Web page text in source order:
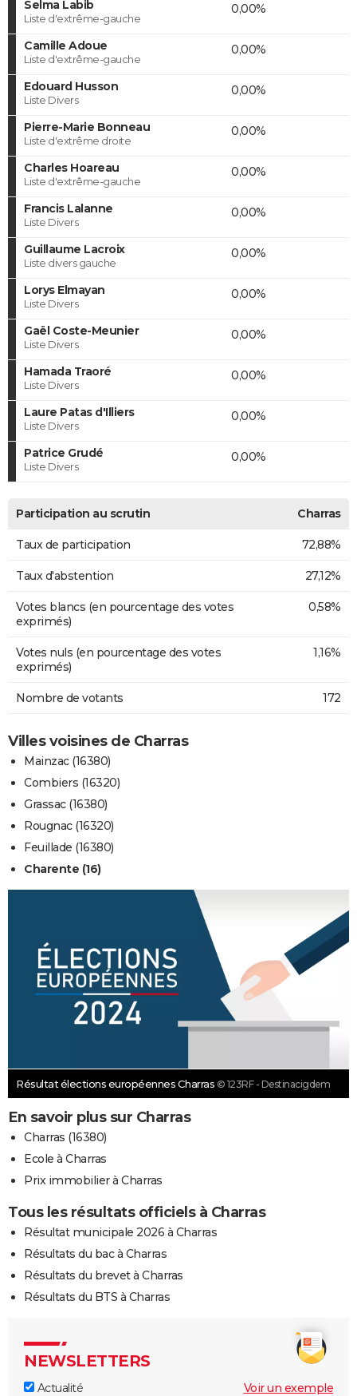
Selma Labib
Liste d'extrême-gauche
0,00%
Camille Adoue
Liste d'extrême-gauche
0,00%
Edouard Husson
Liste Divers
0,00%
Pierre-Marie Bonneau
Liste d'extrême droite
0,00%
Charles Hoareau
Liste d'extrême-gauche
0,00%
Francis Lalanne
Liste Divers
0,00%
Guillaume Lacroix
Liste divers gauche
0,00%
Lorys Elmayan
Liste Divers
0,00%
Gaël Coste-Meunier
Liste Divers
0,00%
Hamada Traoré
Liste Divers
0,00%
Laure Patas d'Illiers
Liste Divers
0,00%
Patrice Grudé
Liste Divers
0,00%
Participation au scrutin Charras
Taux de participation 72,88%
Taux d'abstention 27,12%
Votes blancs (en pourcentage des votes
exprimés)
0,58%
Votes nuls (en pourcentage des votes
exprimés)
1,16%
Nombre de votants 172
Villes voisines de Charras
Mainzac (16380)
Combiers (16320)
Grassac (16380)
Rougnac (16320)
Feuillade (16380)
Charente (16)
Résultat élections européennes Charras © 123RF - Destinacigdem
En savoir plus sur Charras
Charras (16380)
Ecole à Charras
Prix immobilier à Charras
Tous les résultats officiels à Charras
Résultat municipale 2026 à Charras
Résultats du bac à Charras
Résultats du brevet à Charras
Résultats du BTS à Charras
NEWSLETTERS
Actualité
Voir un exemple